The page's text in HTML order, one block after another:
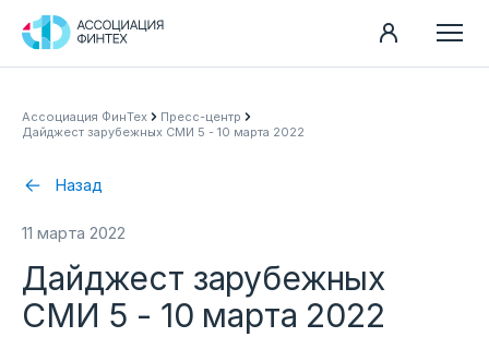
Ассоциация
Пресс-центр
Карьера
Контакты
Документы
Ассоциация ФинТех
Пресс-центр
Дайджест зарубежных СМИ 5 - 10 марта 2022
Назад
11 марта 2022
Дайджест зарубежных
СМИ 5 - 10 марта 2022